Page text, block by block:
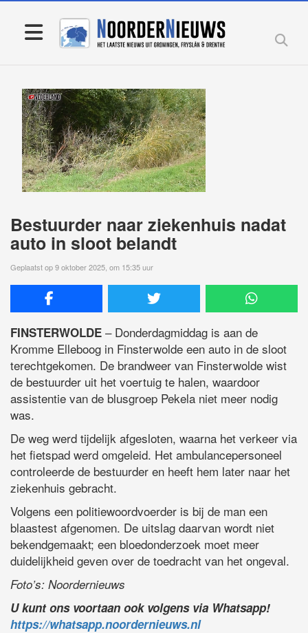
Bestuurder naar ziekenhuis nadat
auto in sloot belandt
Geplaatst op 9 oktober 2025, om 15:35 uur
FINSTERWOLDE – Donderdagmiddag is aan de
Kromme Elleboog in Finsterwolde een auto in de sloot
terechtgekomen. De brandweer van Finsterwolde wist
de bestuurder uit het voertuig te halen, waardoor
assistentie van de blusgroep Pekela niet meer nodig
was.
De weg werd tijdelijk afgesloten, waarna het verkeer via
het fietspad werd omgeleid. Het ambulancepersoneel
controleerde de bestuurder en heeft hem later naar het
ziekenhuis gebracht.
Volgens een politiewoordvoerder is bij de man een
blaastest afgenomen. De uitslag daarvan wordt niet
bekendgemaakt; een bloedonderzoek moet meer
duidelijkheid geven over de toedracht van het ongeval.
Foto’s: Noordernieuws
U kunt ons voortaan ook volgens via Whatsapp!
https://whatsapp.noordernieuws.nl